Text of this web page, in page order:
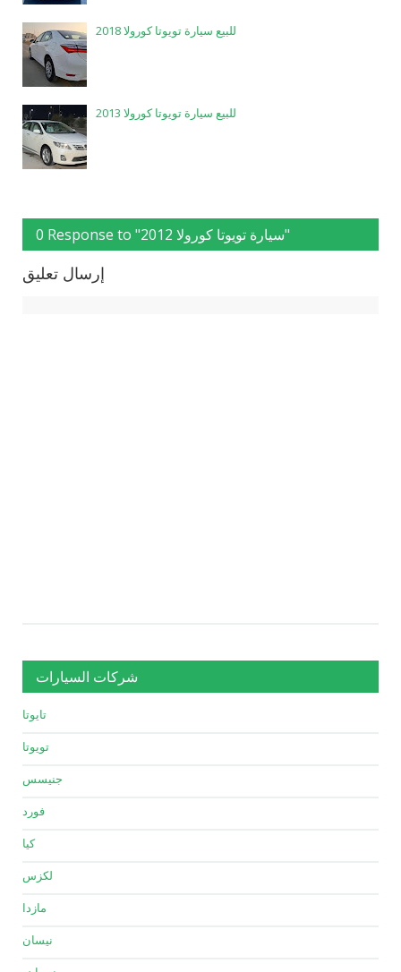
للبيع سيارة تويوتا كورولا 2018
للبيع سيارة تويوتا كورولا 2013
0 Response to "سيارة تويوتا كورولا 2012"
إرسال تعليق
شركات السيارات
تايوتا
تويوتا
جنيسس
فورد
كيا
لكزس
مازدا
نيسان